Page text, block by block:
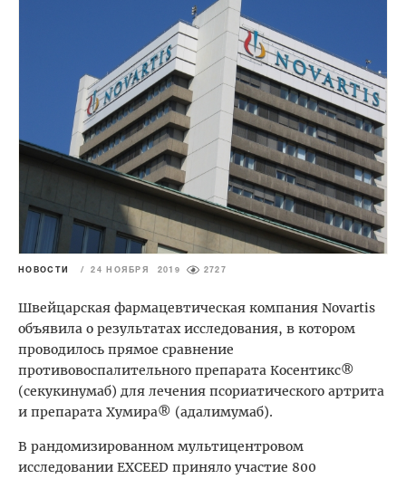
НОВОСТИ / 24 НОЯБРЯ 2019 2727
Швейцарская фармацевтическая компания Novartis
объявила о результатах исследования, в котором
проводилось прямое сравнение
противовоспалительного препарата Косентикс®
(секукинумаб) для лечения псориатического артрита
и препарата Хумира® (адалимумаб).
В рандомизированном мультицентровом
исследовании EXCEED приняло участие 800